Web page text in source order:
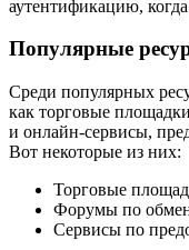
аутентификацию,
Популярные
Среди популярных
как торговые
и онлайн-сервисы,
Вот некоторые из них:
Торговые
Форумы по
Сервисы по